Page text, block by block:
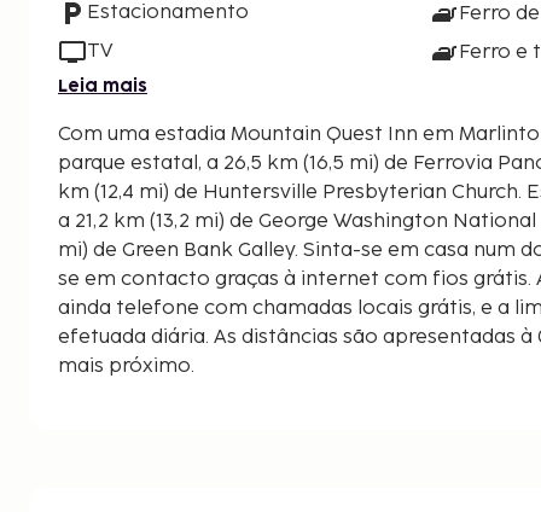
Estacionamento
TV
Ferro
Ferro e
Leia mais
Com uma estadia Mountain Quest Inn em
parque estatal, a 26,5 km (16,5 mi) de Ferrovia
km (12,4 mi) de Huntersville Presbyterian Church. Este bed & breakfast está
a 21,2 km (13,2 mi) de George Washington National
mi) de Green Bank Galley. Sinta-se em casa num
se em contacto graças à internet com fios grátis.
ainda telefone com chamadas locais grátis, e a
efetuada diária. As distâncias são apresentadas à
mais próximo.